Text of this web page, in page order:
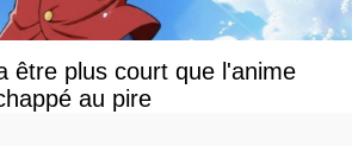
être plus court que l'anime
au pire